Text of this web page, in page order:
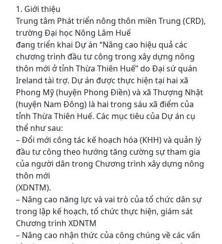
1. Giới thiệu
Trung tâm Phát triển nông thôn miền Trung (CRD),
trường Đại học Nông Lâm Huế
đang triển khai Dự án “Nâng cao hiệu quả các
chương trình đầu tư công trong xây dựng nông
thôn mới ở tỉnh Thừa Thiên Huế” do Đại sứ quán
Ireland tài trợ. Dự án được thực hiện tại hai xã
Phong Mỹ (huyện Phong Điền) và xã Thượng Nhật
(huyện Nam Đông) là hai trong sáu xã điểm của
tỉnh Thừa Thiên Huế. Các mục tiêu của Dự án cụ
thể như sau:
– Đổi mới công tác kế hoạch hóa (KHH) và quản lý
đầu tư công theo hướng tăng cường sự tham gia
của người dân trong Chương trình xây dựng nông
thôn mới
(XDNTM).
– Nâng cao năng lực và vai trò của tổ chức dân sự
trong lập kế hoạch, tổ chức thực hiện, giám sát
Chương trình XDNTM
– Nâng cao nhận thức của công chúng về các vấn